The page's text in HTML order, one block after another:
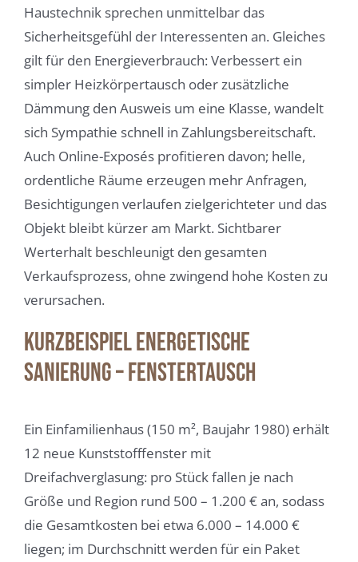
Haustechnik sprechen unmittelbar das
Sicherheitsgefühl der Interessenten an. Gleiches
gilt für den Energieverbrauch: Verbessert ein
simpler Heizkörpertausch oder zusätzliche
Dämmung den Ausweis um eine Klasse, wandelt
sich Sympathie schnell in Zahlungsbereitschaft.
Auch Online-Exposés profitieren davon; helle,
ordentliche Räume erzeugen mehr Anfragen,
Besichtigungen verlaufen zielgerichteter und das
Objekt bleibt kürzer am Markt. Sichtbarer
Werterhalt beschleunigt den gesamten
Verkaufsprozess, ohne zwingend hohe Kosten zu
verursachen.
Kurzbeispiel energetische
Sanierung – Fenstertausch
Ein Einfamilienhaus (150 m², Baujahr 1980) erhält
12 neue Kunststofffenster mit
Dreifachverglasung: pro Stück fallen je nach
Größe und Region rund 500 – 1.200 € an, sodass
die Gesamtkosten bei etwa 6.000 – 14.000 €
liegen; im Durchschnitt werden für ein Paket